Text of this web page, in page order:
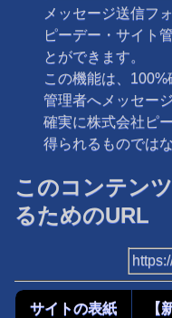
メッセージ送信フ
ピーデー・サイト
とができます。
この機能は、
管理者へメッセー
確実に株式会社ピ
得られるものでは
このコンテン
るためのURL
サイトの表紙 【